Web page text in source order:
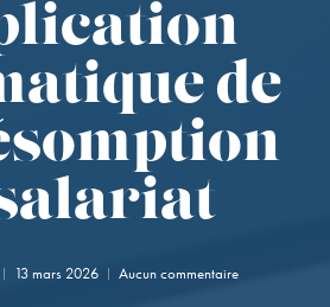
de
13 mars 2026 Aucun commentaire